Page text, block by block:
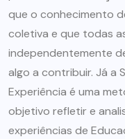
que o conhecimento
coletiva e que todas
independentemente
algo a contribuir. Já a
Experiência é uma
objetivo refletir e
experiências de